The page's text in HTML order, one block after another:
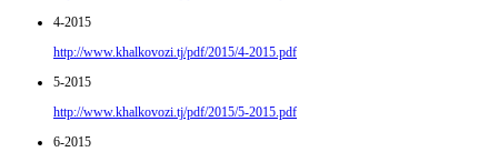
4-2015
http://www.khalkovozi.tj/pdf/2015/4-2015.pdf
5-2015
http://www.khalkovozi.tj/pdf/2015/5-2015.pdf
6-2015